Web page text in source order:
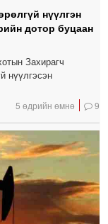
нүүлгэн
дотор буцаан
Захирагч
нүүлгэсэн
5 өдрийн өмнө 9